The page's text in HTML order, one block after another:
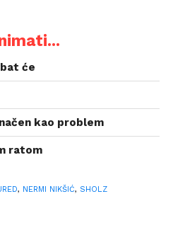
će
kao problem
ratom
, NERMI NIKŠIĆ, SHOLZ